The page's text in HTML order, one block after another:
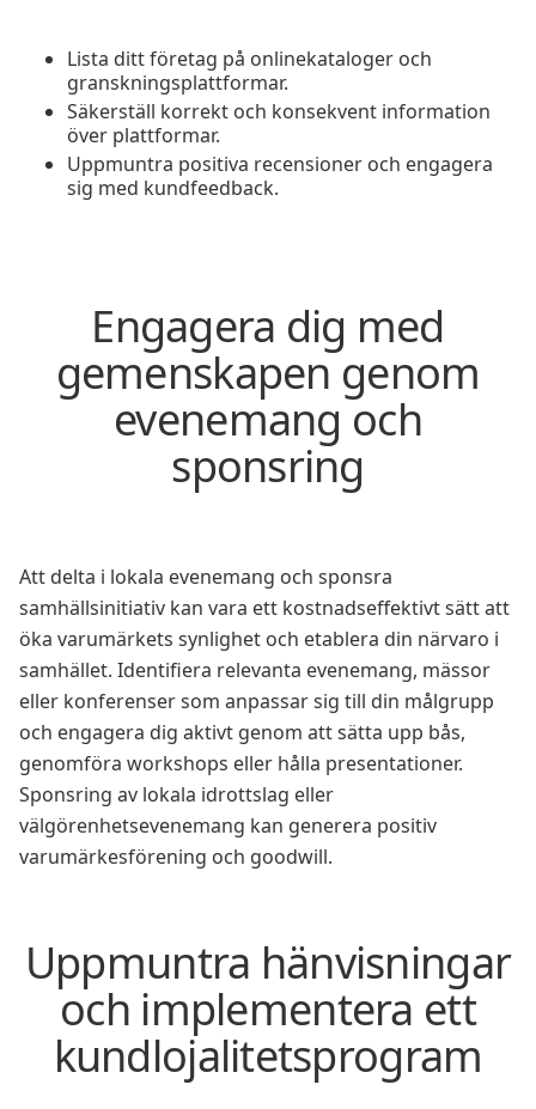
Lista ditt företag på onlinekataloger och
granskningsplattformar.
Säkerställ korrekt och konsekvent information
över plattformar.
Uppmuntra positiva recensioner och engagera
sig med kundfeedback.
Engagera dig med
gemenskapen genom
evenemang och
sponsring
Att delta i lokala evenemang och sponsra
samhällsinitiativ kan vara ett kostnadseffektivt sätt att
öka varumärkets synlighet och etablera din närvaro i
samhället. Identifiera relevanta evenemang, mässor
eller konferenser som anpassar sig till din målgrupp
och engagera dig aktivt genom att sätta upp bås,
genomföra workshops eller hålla presentationer.
Sponsring av lokala idrottslag eller
välgörenhetsevenemang kan generera positiv
varumärkesförening och goodwill.
Uppmuntra hänvisningar
och implementera ett
kundlojalitetsprogram